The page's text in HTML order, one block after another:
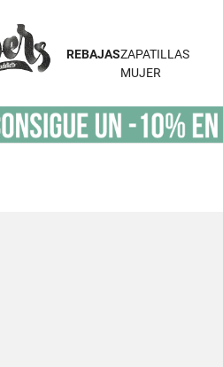
REBAJASZAPATILLAS
MUJER